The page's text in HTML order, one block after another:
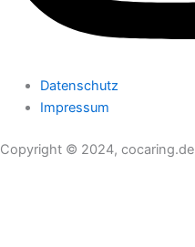
Datenschutz
Impressum
Copyright © 2024, cocaring.de